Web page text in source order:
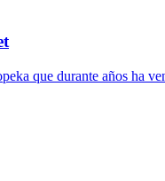
que durante años ha